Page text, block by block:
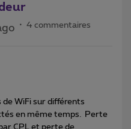
4 commentaires
WiFi sur différents
en même temps. Perte
CPL et perte de